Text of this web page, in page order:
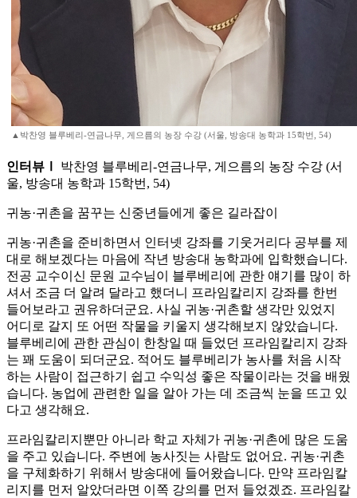
▲박찬영 블루베리-연금나무, 게으름의 농장 수강 (서울, 방송대 농학과 15학번, 54)
인터뷰Ⅰ
박찬영 블루베리-연금나무, 게으름의 농장 수강 (서
울, 방송대 농학과 15학번, 54)
귀농·귀촌을 꿈꾸는 신중년들에게 좋은 길라잡이
귀농·귀촌을 준비하면서 인터넷 강좌를 기웃거리다 공부를 제
대로 해보겠다는 마음에 작년 방송대 농학과에 입학했습니다.
전공 교수이신 문원 교수님이 블루베리에 관한 얘기를 많이 하
셔서 조금 더 알려 달라고 했더니 프라임칼리지 강좌를 한번
들어보라고 권유하더군요. 사실 귀농·귀촌할 생각만 있었지
어디로 갈지 또 어떤 작물을 키울지 생각해보지 않았습니다.
블루베리에 관한 관심이 한창일 때 들었던 프라임칼리지 강좌
는 꽤 도움이 되더군요. 적어도 블루베리가 농사를 처음 시작
하는 사람이 접근하기 쉽고 수익성 좋은 작물이라는 것을 배웠
습니다. 농업에 관련한 일을 알아 가는 데 조금씩 눈을 뜨고 있
다고 생각해요.
프라임칼리지뿐만 아니라 학교 자체가 귀농·귀촌에 많은 도움
을 주고 있습니다. 주변에 농사짓는 사람도 없어요. 귀농·귀촌
을 구체화하기 위해서 방송대에 들어왔습니다. 만약 프라임칼
리지를 먼저 알았더라면 이쪽 강의를 먼저 들었겠죠. 프라임칼